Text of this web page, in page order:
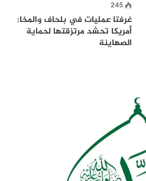
245
غرفتا عمليات في بلحاف والمخا:
أمريكا تحشد مرتزقتها لحماية
الصهاينة